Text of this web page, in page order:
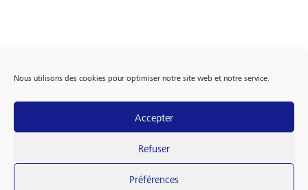
Nous utilisons des cookies pour optimiser notre site web et notre service.
Accepter
Refuser
Préférences
FOLLOW US